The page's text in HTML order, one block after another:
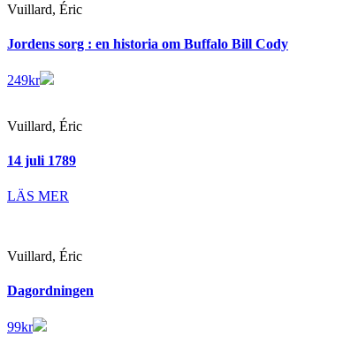
Vuillard, Éric
Jordens sorg : en historia om Buffalo Bill Cody
249kr
Vuillard, Éric
14 juli 1789
LÄS MER
Vuillard, Éric
Dagordningen
99kr